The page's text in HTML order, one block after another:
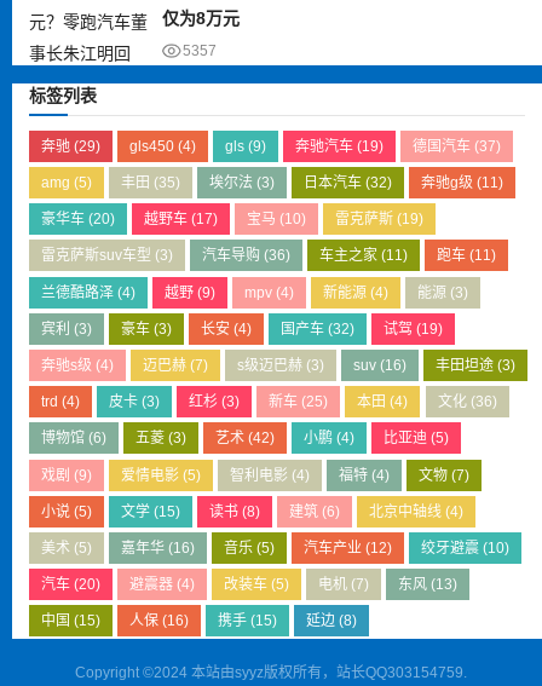
仅为8万元
5357
标签列表
奔驰(29) gls450(4) gls (9) 奔驰汽车 (19) 德国汽车 (37)
amg (5) 丰田 (35) 埃尔法 (3) 日本汽车 (32) 奔驰g级 (11)
豪华车(20) 越野车(17) 宝马 (10) 雷克萨斯 (19)
雷克萨斯suv车型 (3) 汽车导购 (36) 车主之家 (11) 跑车 (11)
兰德酷路泽(4) 越野(9) mpv (4) 新能源 (4) 能源 (3)
宾利 (3) 豪车(3) 长安 (4) 国产车 (32) 试驾 (19)
奔驰s级 (4) 迈巴赫(7) s级迈巴赫 (3) suv (16) 丰田坦途 (3)
trd (4) 皮卡(3) 红杉 (3) 新车 (25) 本田 (4) 文化(36)
博物馆(6) 五菱(3) 艺术 (42) 小鹏 (4) 比亚迪 (5)
戏剧 (9) 爱情电影(5) 智利电影 (4) 福特 (4) 文物 (7)
小说(5) 文学(15) 读书 (8) 建筑 (6) 北京中轴线 (4)
美术(5) 嘉年华(16) 音乐 (5) 汽车产业 (12) 绞牙避震 (10)
汽车(20) 避震器(4) 改装车 (5) 电机 (7) 东风 (13)
中国 (15) 人保(16) 携手 (15) 延边 (8)
Copyright ©2024 本站由syyz版权所有，站长QQ303154759.